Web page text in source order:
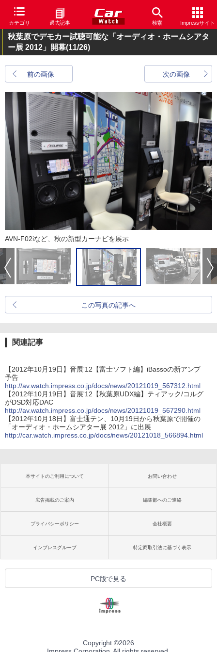
カテゴリ 過去記事 検索 Impressサイト
秋葉原でデモカー試聴可能な「オーディオ・ホームシアタ
ー展 2012」開幕(11/26)
前の画像 次の画像
AVN-F02iなど、秋の新型カーナビを展示
この写真の記事へ
関連記事
【2012年10月19日】音展'12【富士ソフト編】iBassoの新アンプ
予告
http://av.watch.impress.co.jp/docs/news/20121019_567312.html
【2012年10月19日】音展'12【秋葉原UDX編】ティアック/コルグ
がDSD対応DAC
http://av.watch.impress.co.jp/docs/news/20121019_567290.html
【2012年10月18日】富士通テン、10月19日から秋葉原で開催の
「オーディオ・ホームシアター展 2012」に出展
http://car.watch.impress.co.jp/docs/news/20121018_566894.html
本サイトのご利用について お問い合わせ
広告掲載のご案内 編集部へのご連絡
プライバシーポリシー 会社概要
インプレスグループ 特定商取引法に基づく表示
PC版で見る
Copyright ©2026